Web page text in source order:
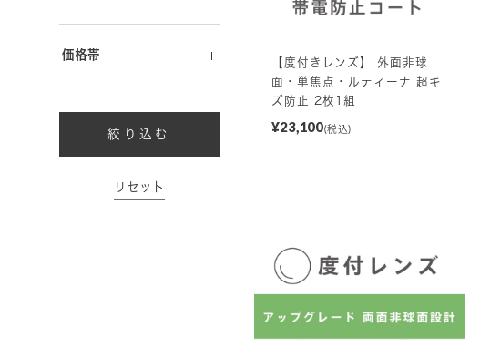
価格帯
絞り込む
リセット
【度付きレンズ】 外面非球
面・単焦点・ルティーナ 超キ
ズ防止 2枚1組
¥23,100(税込)